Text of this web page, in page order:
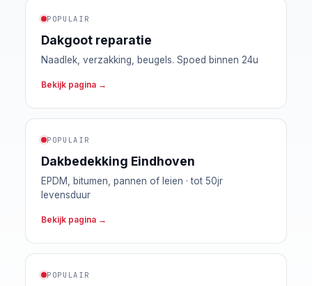
POPULAIR
Dakgoot reparatie
Naadlek, verzakking, beugels. Spoed binnen 24u
Bekijk pagina →
POPULAIR
Dakbedekking Eindhoven
EPDM, bitumen, pannen of leien · tot 50jr
levensduur
Bekijk pagina →
POPULAIR